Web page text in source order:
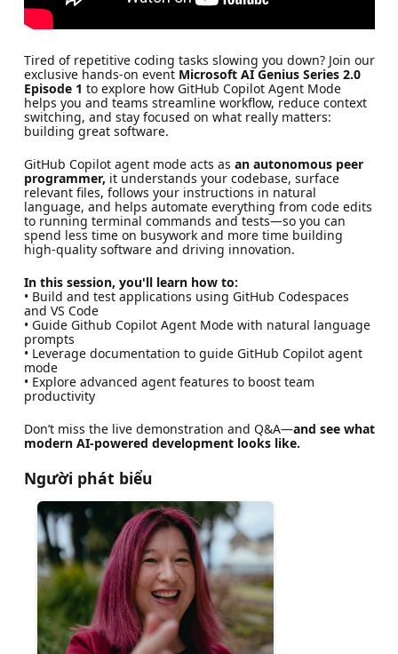
Tired of repetitive coding tasks slowing you down? Join our
exclusive hands-on event Microsoft AI Genius Series 2.0
Episode 1 to explore how GitHub Copilot Agent Mode
helps you and teams streamline workflow, reduce context
switching, and stay focused on what really matters:
building great software.
GitHub Copilot agent mode acts as an autonomous peer
programmer, it understands your codebase, surface
relevant files, follows your instructions in natural
language, and helps automate everything from code edits
to running terminal commands and tests—so you can
spend less time on busywork and more time building
high-quality software and driving innovation.
In this session, you'll learn how to:
• Build and test applications using GitHub Codespaces
and VS Code
• Guide Github Copilot Agent Mode with natural language
prompts
• Leverage documentation to guide GitHub Copilot agent
mode
• Explore advanced agent features to boost team
productivity
Don’t miss the live demonstration and Q&A—and see what
modern AI-powered development looks like.
Người phát biểu